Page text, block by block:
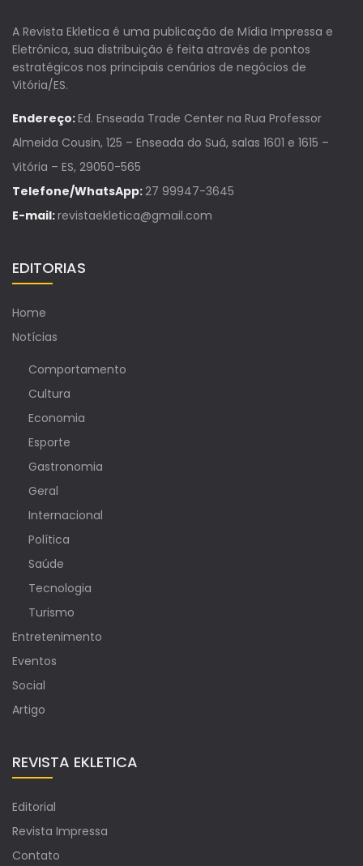
A Revista Ekletica é uma publicação de Mídia Impressa e
Eletrônica, sua distribuição é feita através de pontos
estratégicos nos principais cenários de negócios de
Vitória/ES.
Endereço:Ed. Enseada Trade Center na Rua Professor
Almeida Cousin, 125 – Enseada do Suá, salas 1601 e 1615 –
Vitória – ES, 29050-565
Telefone/WhatsApp:27 99947-3645
E-mail:revistaekletica@gmail.com
EDITORIAS
Home
Notícias
Comportamento
Cultura
Economia
Esporte
Gastronomia
Geral
Internacional
Política
Saúde
Tecnologia
Turismo
Entretenimento
Eventos
Social
Artigo
REVISTA EKLETICA
Editorial
Revista Impressa
Contato